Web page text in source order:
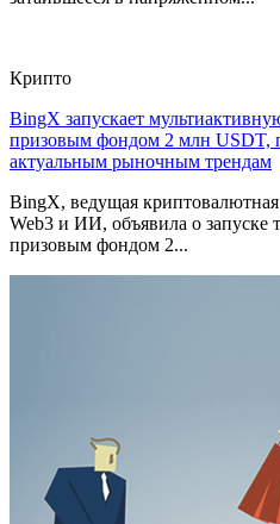
Крипто
BingX запускает
призовым фондом 2 млн USDT,
актуальным рыночным трендам
BingX, ведущая
Web3 и ИИ, объявила о запуске
призовым фондом 2...